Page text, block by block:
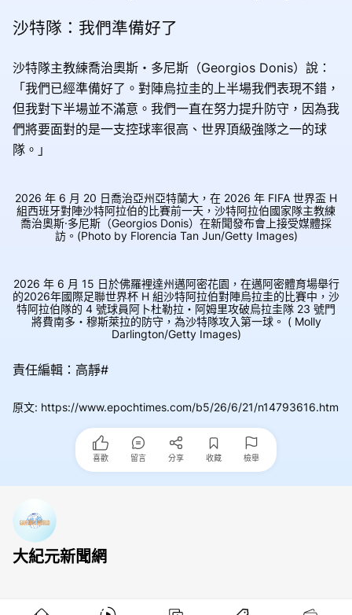
沙特隊：我們準備好了
沙特隊主教練喬治奧斯・多尼斯（Georgios Donis）說：
「我們已經準備好了。對陣烏拉圭的上半場我們表現不錯，
但我對下半場並不滿意。我們一直在努力提升防守，因為我
們將要面對的是一支控球率很高、世界頂級強隊之一的球
隊。」
2026 年 6 月 20 日喬治亞州亞特蘭大，在 2026 年 FIFA 世界盃 H
組西班牙對陣沙特阿拉伯的比賽前一天，沙特阿拉伯國家隊主教練
喬治奧斯·多尼斯（Georgios Donis）在新聞發布會上接受媒體採
訪。(Photo by Florencia Tan Jun/Getty Images)
2026 年 6 月 15 日於佛羅裡達州邁阿密花園，在邁阿密體育場舉行
的2026年國際足聯世界杯 H 組沙特阿拉伯對陣烏拉圭的比賽中，沙
特阿拉伯隊的 4 號球員阿卜杜勒拉・阿姆里攻破烏拉圭隊 23 號門
將費南多・穆斯萊拉的防守，為沙特隊攻入第一球。 ( Molly
Darlington/Getty Images)
責任編輯：高靜#
原文: https://www.epochtimes.com/b5/26/6/21/n14793616.htm
喜歡 留言 分享 收藏 檢舉
大紀元新聞網